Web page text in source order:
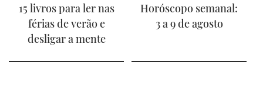
15 livros para ler nas
férias de verão e
desligar a mente
Horóscopo semanal:
3 a 9 de agosto